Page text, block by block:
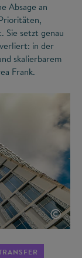
Absage an
Sie setzt genau
in der
skalierbarem
Frank.
©